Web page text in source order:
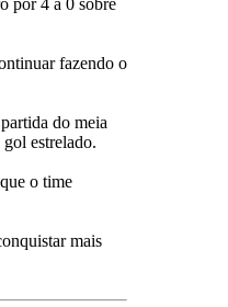
fazendo o
do meia
estrelado.
o time
mais